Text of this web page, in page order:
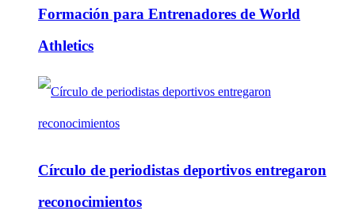
Formación para Entrenadores de World
Athletics
Círculo de periodistas deportivos entregaron
reconocimientos